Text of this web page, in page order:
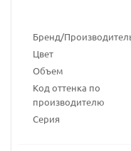
Бренд/
Цвет
Объем
Код оттенка по
производителю
Серия